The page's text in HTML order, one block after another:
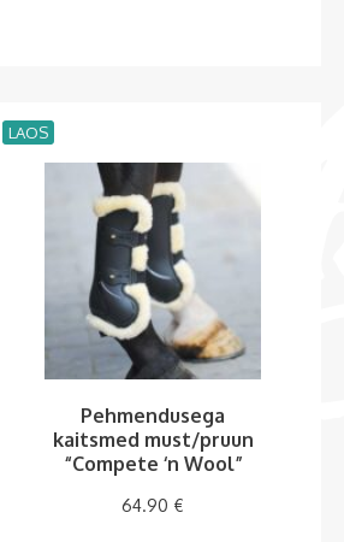
Pehmendusega
kaitsmed must/pruun
“Compete ‘n Wool”
64.90 €
LAOS